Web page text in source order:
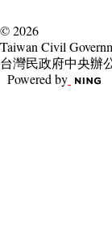
© 2026
Taiwan Civil
台灣民政府中央辦
Powered by